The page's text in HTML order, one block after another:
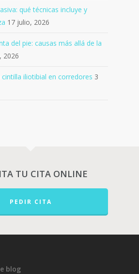
qué técnicas incluye y
17 julio, 2026
del pie: causas más allá de la
2026
iliotibial en corredores 3
TU CITA ONLINE
PEDIR CITA
blog